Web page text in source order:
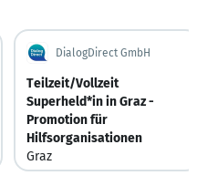
DialogDirect GmbH
Teilzeit/Vollzeit
Superheld*in in Graz -
Promotion für
Hilfsorganisationen
Graz